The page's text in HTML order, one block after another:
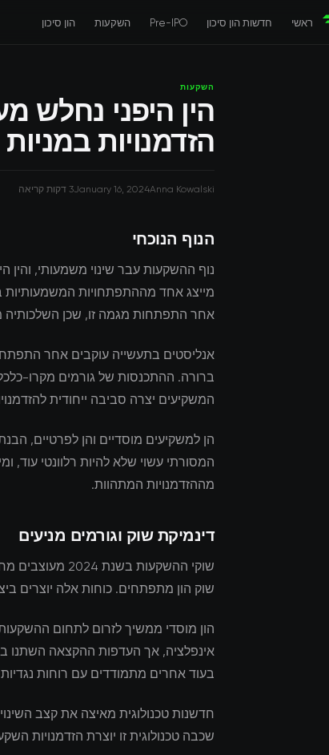
ראשי חדשות הון סיכון Pre-IPO השקעות הון סיכון
השקעות
הזדמנויות במניות
Anna Kowalski
January 16, 20243 דקות קריאה
הנוף הנוכחי
אחר התפתחות מגמה זו, שכן
אנליסטים בתעשייה עוקבים אחר
ברורה. ההתכנסות של גורמים מקרו-
המשקיעים יצרה סביבה ייחודית
הן למשקיעים מוסדיים והן לפרטיים,
המסורתי עשוי שלא להיות רלוונטי
מההזדמנויות המתהוות.
דינמיקת שוק וגורמים מניעים
שוקי ההשקעות
שוק הון מתפתחים. כוחות אלה יוצרים
הון מוסדי ממשיך לזרום לתחום
אינפלציה, אך העדפות ההקצאה השתנו
בעוד אחרים מתמודדים עם רוחות נגדיות
חדשנות טכנולוגית מאיצה את קצב
שכבה טכנולוגית זו יוצרת הזדמנויות